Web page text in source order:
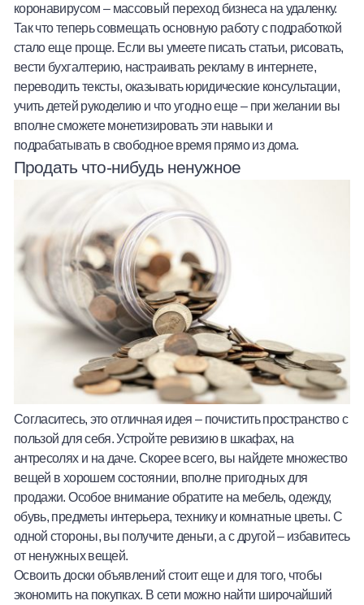
коронавирусом – массовый переход бизнеса на удаленку.
Так что теперь совмещать основную работу с подработкой
стало еще проще. Если вы умеете писать статьи, рисовать,
вести бухгалтерию, настраивать рекламу в интернете,
переводить тексты, оказывать юридические консультации,
учить детей рукоделию и что угодно еще – при желании вы
вполне сможете монетизировать эти навыки и
подрабатывать в свободное время прямо из дома.
Продать что-нибудь ненужное
Согласитесь, это отличная идея – почистить пространство с
пользой для себя. Устройте ревизию в шкафах, на
антресолях и на даче. Скорее всего, вы найдете множество
вещей в хорошем состоянии, вполне пригодных для
продажи. Особое внимание обратите на мебель, одежду,
обувь, предметы интерьера, технику и комнатные цветы. С
одной стороны, вы получите деньги, а с другой – избавитесь
от ненужных вещей.
Освоить доски объявлений стоит еще и для того, чтобы
экономить на покупках. В сети можно найти широчайший